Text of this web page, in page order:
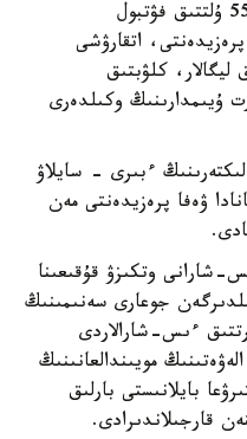
كونگرەسكە ۋەفا قۇرامىنا كىرەتىن 55 ۇلتتىق فۋتبول
اتقارۋشى
ليگالار، كلۋبتىق
ۇيىمدارىنىڭ وكىلدەرى
ءبىرى - سايلاۋ
ۋەفا پرەزيدەنتى مەن
شارانى وتكىزۋ قۇقىعىنا
جوعارى سەنىمىنىڭ
ءىس-شارالاردى
مويىندالعانىنىڭ
بايلانىستى بارلىق
قارجىلاندىرادى.